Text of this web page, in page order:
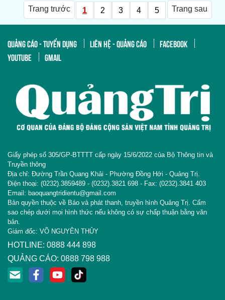
Trang trước 1 2 3 4 5 Trang sau
QUẢNG CÁO - TUYỂN DỤNG LIÊN HỆ - QUẢNG CÁO
FACEBOOK
YOUTUBE
GMAIL
Giấy phép số 305/GP-BTTTT cấp ngày 15/6/2022 của Bộ Thông tin và
Truyền thông
Địa chỉ: Đường Trần Quang Khải - Phường Đồng Hới - Quảng Trị.
Điện thoại: (0232).3859489 - (0232).3821 698 - Fax: (0232).3841 403
Email: baoquangtridientu@gmail.com
Bản quyền thuộc về Báo và phát thanh, truyền hình Quảng Trị. Cấm
sao chép dưới mọi hình thức nếu không có sự chấp thuận bằng văn
bản.
Giám đốc: VÕ NGUYÊN THỦY
HOTLINE: 0888 444 898
QUẢNG CÁO: 0888 798 988